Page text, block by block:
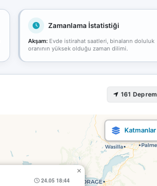
Zamanlama İstatistiği
Akşam:Evde istirahat saatleri, binaların doluluk
oranının yüksek olduğu zaman dilimi.
161 Deprem
24.05 18:44
×